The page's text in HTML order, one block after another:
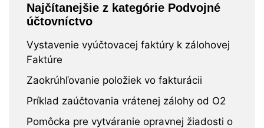
Najčítanejšie z kategórie Podvojné
účtovníctvo
Vystavenie vyúčtovacej faktúry k zálohovej
Faktúre
Zaokrúhľovanie položiek vo fakturácii
Príklad zaúčtovania vrátenej zálohy od O2
Pomôcka pre vytváranie opravnej žiadosti o